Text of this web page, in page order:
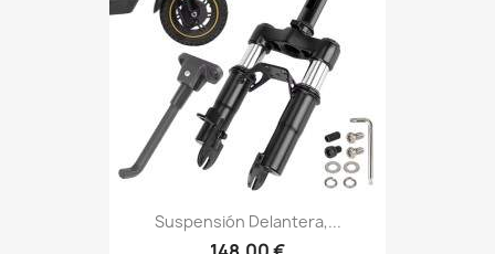
Suspensión Delantera,...